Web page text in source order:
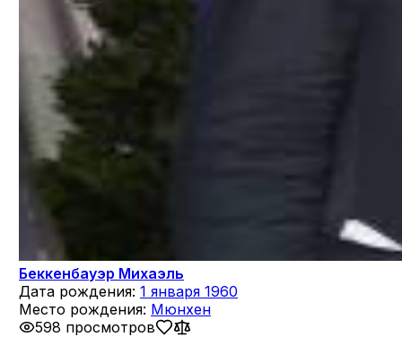
Беккенбауэр Михаэль
Дата рождения: 1 января 1960
Место рождения: Мюнхен
598 просмотров